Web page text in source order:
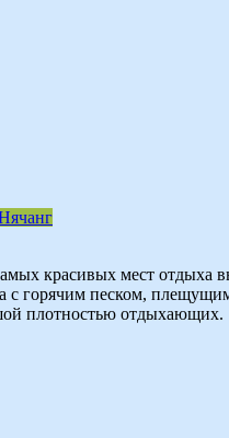
красивых мест отдыха
горячим песком,
плотностью отдыхающих.